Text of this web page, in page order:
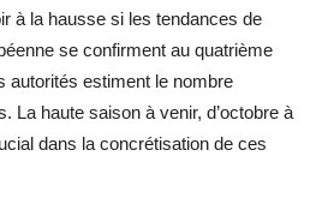
à la hausse si les tendances de
se confirment au quatrième
autorités estiment le nombre
La haute saison à venir, d’octobre à
dans la concrétisation de ces